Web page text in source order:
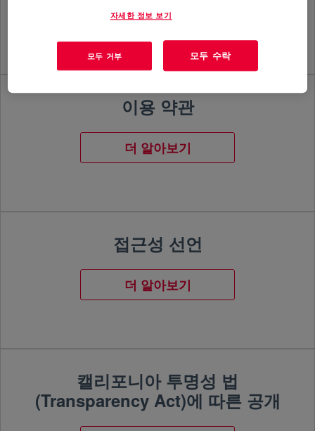
더 알아보기
이용 약관
더 알아보기
접근성 선언
더 알아보기
캘리포니아 투명성 법
(Transparency Act)에 따른 공개
자세한 정보 보기
모두 거부 모두 수락